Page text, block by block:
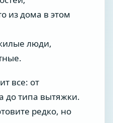
из дома в этом
люди,
все: от
до типа вытяжки.
редко, но